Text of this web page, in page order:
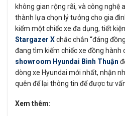
không gian rộng rãi, và công nghệ
thành lựa chọn lý tưởng cho gia
kiếm một chiếc xe đa dụng, tiết
Stargazer Xchắc chắn “đáng
đang tìm kiếm chiếc xe đồng hành
showroom Hyundai Bình Thuận
dòng xe Hyundai mới nhất, nhận
quên để lại thông tin để được tư
Xem thêm: